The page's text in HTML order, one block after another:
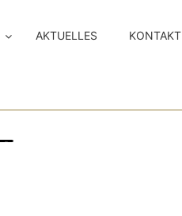
AKTUELLES KONTAKT